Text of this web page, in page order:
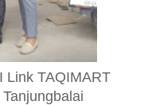
Link TAQIMART